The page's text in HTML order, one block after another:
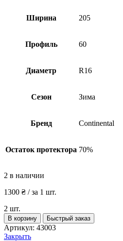
Ширина 205
Профиль 60
Диаметр R16
Сезон Зима
Бренд Continental
Остаток протектора 70%
2 в наличии
1300 ₴ / за 1 шт.
2 шт.
Количество
товара
Шины
В корзину Быстрый заказ
Артикул: 43003
Закрыть